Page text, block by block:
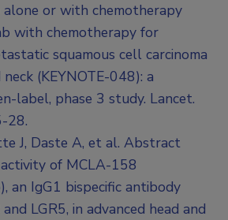
alone or with chemotherapy
with chemotherapy for
squamous cell carcinoma
(KEYNOTE-048): a
label, phase 3 study. Lancet.
28.
J, Daste A, et al. Abstract
of MCLA-158
an IgG1 bispecific antibody
LGR5, in advanced head and